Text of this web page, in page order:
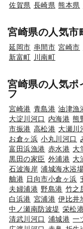
佐賀県 長崎県 熊本県
宮崎県の人気市
延岡市 串間市 宮崎市
新富町
川南町
宮崎県の人気ポ
フ
宮崎港 青島港 油津漁
大淀川河口
内海港 熊
市振港 高松港 大瀬川
お倉ヶ浜 小丸川河口
富田浜漁港 赤水港 大
黒田の家臣 外浦港 大
石波海岸 浦城海水浴
舳港 日向市小倉ヶ浜
夫婦浦港 野島港 竹之
白浜港 宮浦港 伊比井
中ノ瀬南防波堤 栄松
清武川河口 浦城港 一